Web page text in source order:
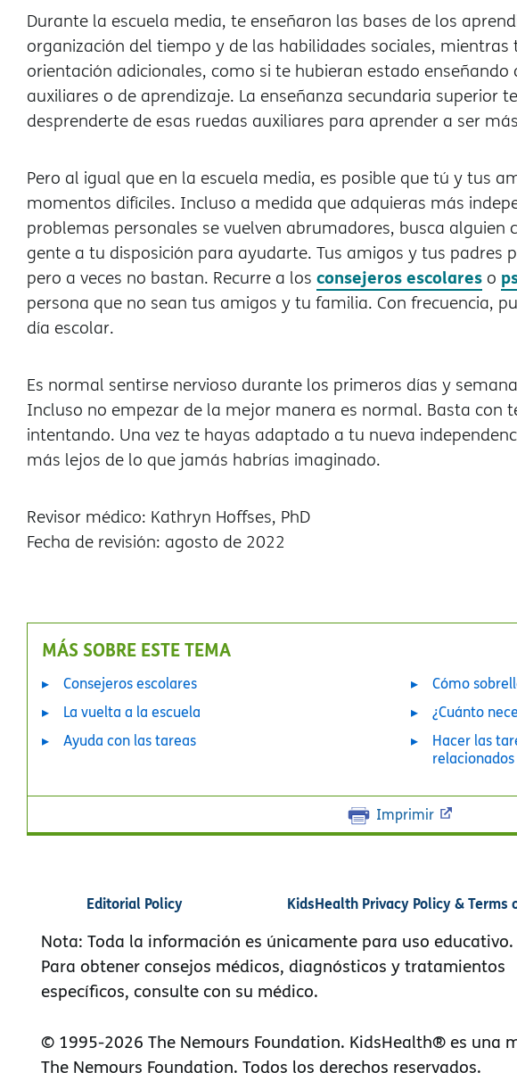
Durante la escuela media, te enseñaron las bases de los
organización del tiempo y de las habilidades sociales,
orientación adicionales, como si te hubieran estado
auxiliares o de aprendizaje. La enseñanza secundaria superior
desprenderte de esas ruedas auxiliares para aprender a ser
Pero al igual que en la escuela media, es posible que tú y tus
momentos difíciles. Incluso a medida que adquieras más
problemas personales se vuelven abrumadores, busca alguien
gente a tu disposición para ayudarte. Tus amigos y tus padres
pero a veces no bastan. Recurre a los consejeros escolares o
persona que no sean tus amigos y tu familia. Con frecuencia,
día escolar.
Es normal sentirse nervioso durante los primeros días y
Incluso no empezar de la mejor manera es normal. Basta con
intentando. Una vez te hayas adaptado a tu nueva
más lejos de lo que jamás habrías imaginado.
Revisor médico: Kathryn Hoffses, PhD
Fecha de revisión: agosto de 2022
MÁS SOBRE ESTE TEMA
Consejeros escolares
La vuelta a la escuela
Ayuda con las tareas
Cómo
¿Cuánto
Hacer las
Imprimir
Editorial Policy KidsHealth Privacy Policy & Terms
Nota: Toda la información es únicamente para uso educativo.
Para obtener consejos médicos, diagnósticos y tratamientos
específicos, consulte con su médico.
© 1995-2026 The Nemours Foundation. KidsHealth® es una
The Nemours Foundation. Todos los derechos reservados.